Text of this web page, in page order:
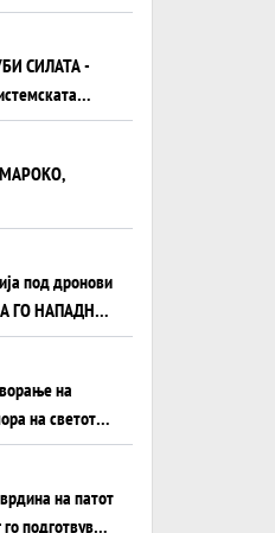
ДА ГИ
СИЛАТА -
до
МАРОКО,
под дронови
ГО НАПАДНА
на
на светот:
инфаркт?
на патот
подготвува